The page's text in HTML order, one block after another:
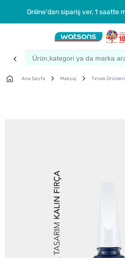
Online'dan sipariş ver, 1 saatte
Ana Sayfa Makyaj Tırnak Ürünleri